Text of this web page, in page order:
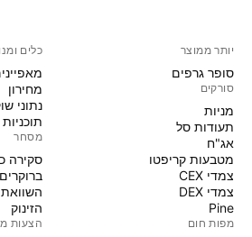
יותר ממוצר
סופר גרפים
סורקים
מניות‏
תעודות סל
אג"ח
מטבעות קריפטו
צמדי CEX
צמדי DEX
Pine
מפות חום
כלים
מחירון
נתוני
מסחר
סקירה
ברוקרים
הזינוק
הצעות